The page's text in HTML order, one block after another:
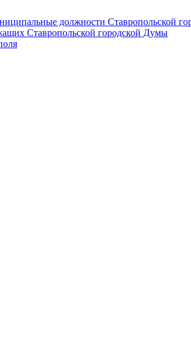
должности Ставропольской
Ставропольской городской Думы